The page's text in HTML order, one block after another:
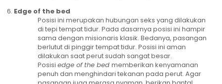
Edge of the bed
Posisi ini merupakan hubungan seks yang dilakukan
di tepi tempat tidur. Pada dasarnya posisi ini hampir
sama dengan misionaris klasik. Bedanya, pasangan
berlutut di pinggir tempat tidur. Posisi ini aman
dilakukan saat perut sudah sangat besar.
Posisi edge of the bed memberikan kenyamanan
penuh dan menghindari tekanan pada perut. Agar